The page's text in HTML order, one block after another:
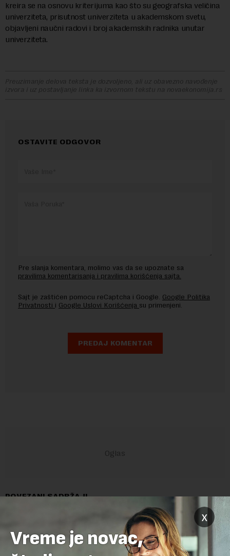
kreira se na osnovu kriterijuma kao što su geografska veličina
univerziteta, prisutnost univerziteta u akademskom svetu,
objavljeni naučni radovi i broj akademskih radnika unutar
univerziteta.
Preuzimanje delova teksta je dozvoljeno, ali uz obavezno navođenje
izvora i uz postavljanje linka ka izvornom tekstu na novaekonomija.rs
OSTAVITE ODGOVOR
Pre slanja komentara, molimo vas da se upoznate sa
pravilima komentarisanja i pravilima korišćenja sajta.
Sajt je zaštićen pomocu reCaptcha i Google. Google Politika
Privatnosti i Google Uslovi Korišćenja su primenjeni.
POVEZANI SADRŽAJI
x
Vreme je novac,